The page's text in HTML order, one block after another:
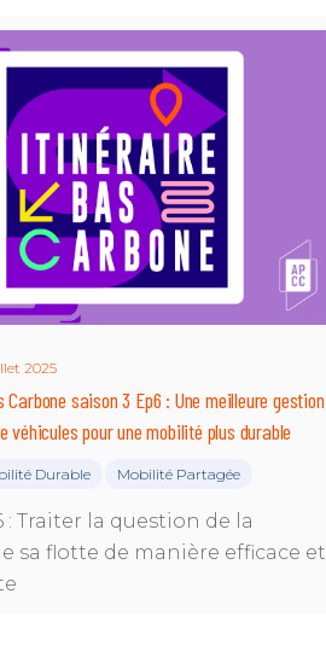
2025
saison 3 Ep6 : Une meilleure gestion
véhicules pour une mobilité plus durable
Durable Mobilité Partagée
: Traiter la question de la
sa flotte de manière efficace et